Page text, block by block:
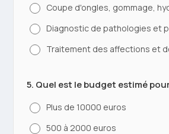
Coupe d'ongles, gommage,
Diagnostic de pathologies et
Traitement des affections et
5. Quel est le budget estimé
Plus de 10000 euros
500 à 2000 euros